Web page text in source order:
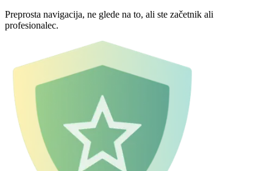
Preprosta navigacija, ne glede na to, ali ste začetnik ali
profesionalec.